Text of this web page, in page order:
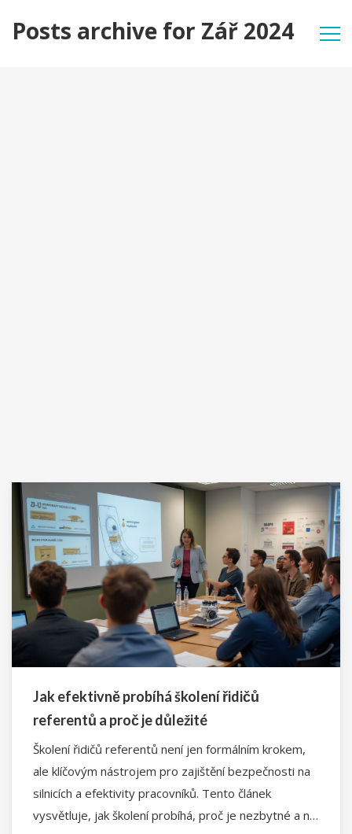
Posts archive for Zář 2024
Jak efektivně probíhá školení řidičů
referentů a proč je důležité
Školení řidičů referentů není jen formálním krokem,
ale klíčovým nástrojem pro zajištění bezpečnosti na
silnicích a efektivity pracovníků. Tento článek
vysvětluje, jak školení probíhá, proč je nezbytné a na